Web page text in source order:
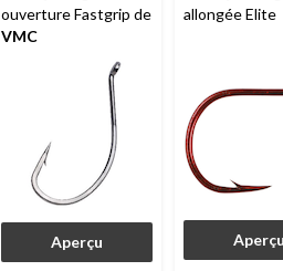
ouverture Fastgrip de
VMC
Aperçu
allongée Elite